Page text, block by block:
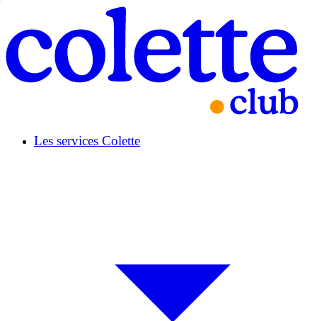
Les services Colette